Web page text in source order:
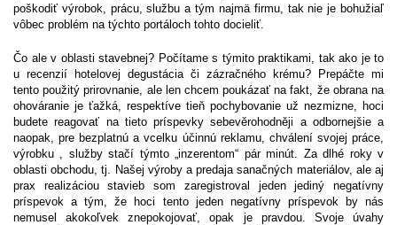
poškodiť výrobok, prácu, službu a tým najmä firmu, tak nie je bohužiaľ
vôbec problém na týchto portáloch tohto docieliť.
Čo ale v oblasti stavebnej? Počítame s týmito praktikami, tak ako je to
u recenzií hotelovej degustácia či zázračného krému? Prepáčte mi
tento použitý prirovnanie, ale len chcem poukázať na fakt, že obrana na
ohováranie je ťažká, respektíve tieň pochybovanie už nezmizne, hoci
budete reagovať na tieto príspevky sebevěrohodněji a odbornejšie a
naopak, pre bezplatnú a vcelku účinnú reklamu, chválení svojej práce,
výrobku , služby stačí týmto „inzerentom“ pár minút. Za dlhé roky v
oblasti obchodu, tj. Našej výroby a predaja sanačných materiálov, ale aj
prax realizáciou stavieb som zaregistroval jeden jediný negatívny
príspevok a tým, že hoci tento jeden negatívny príspevok by nás
nemusel akokoľvek znepokojovať, opak je pravdou. Svoje úvahy